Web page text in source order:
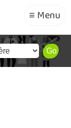
≡ Menu